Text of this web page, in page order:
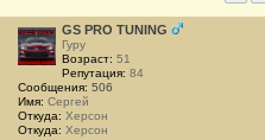
GS PRO TUNING
Гуру
Возраст: 51
Репутация: 84
Сообщения: 506
Имя: Сергей
Откуда: Херсон
Откуда: Херсон